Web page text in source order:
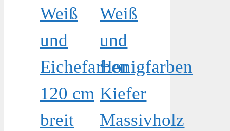
Weiß
und
Eichefarben
120 cm
breit
Weiß
und
Honigfarben
Kiefer
Massivholz